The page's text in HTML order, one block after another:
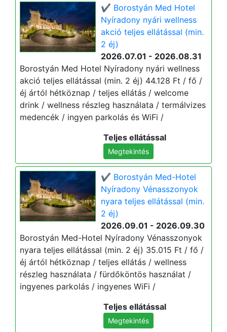
✔️ Borostyán Med Hotel
Nyíradony nyári wellness
akció teljes ellátással (min.
2 éj)
2026.07.01 - 2026.08.31
Borostyán Med Hotel Nyíradony nyári wellness
akció teljes ellátással (min. 2 éj) 44.128 Ft / fő /
éj ártól hétköznap / teljes ellátás / welcome
drink / wellness részleg használata / termálvizes
medencék / ingyen parkolás és WiFi /
Teljes ellátással
Megtekintés
✔️ Borostyán Med-Hotel
Nyíradony Vénasszonyok
nyara teljes ellátással (min.
2 éj)
2026.09.01 - 2026.09.30
Borostyán Med-Hotel Nyíradony Vénasszonyok
nyara teljes ellátással (min. 2 éj) 35.015 Ft / fő /
éj ártól hétköznap / teljes ellátás / wellness
részleg használata / fürdőköntös használat /
ingyenes parkolás / ingyenes WiFi /
Teljes ellátással
Megtekintés